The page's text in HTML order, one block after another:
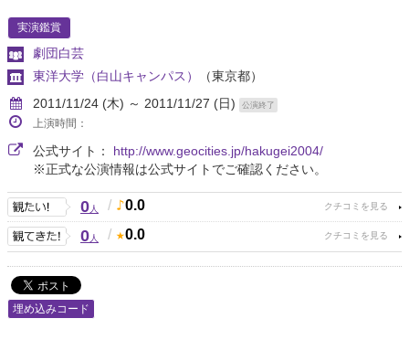
実演鑑賞
劇団白芸
東洋大学（白山キャンパス）
（東京都）
2011/11/24 (木) ～ 2011/11/27 (日)
公演終了
上演時間：
公式サイト： http://www.geocities.jp/hakugei2004/
※正式な公演情報は公式サイトでご確認ください。
0人 / 0.0
0人 / 0.0
埋め込みコード